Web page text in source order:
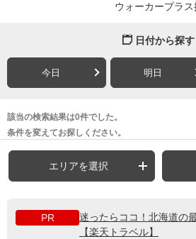
ウォーカープラ
日付から探す
今日 明日
該当の検索結果は0件でした。
条件を変えてお探しください。
エリアを選択
PR
迷ったらココ！北海道の
【楽天トラベル】